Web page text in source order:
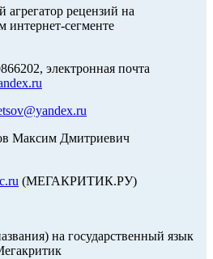
рецензий на
интернет-сегменте
электронная почта
Максим Дмитриевич
(МЕГАКРИТИК.РУ)
на государственный язык